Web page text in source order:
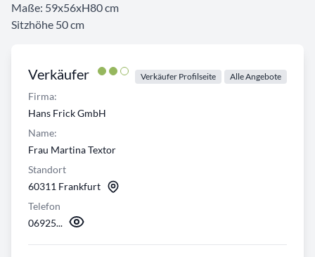
Verkäufer Verkäufer Profilseite Alle Angebote
Firma:
Hans Frick GmbH
Name:
Frau Martina Textor
Standort
60311 Frankfurt
Telefon
06925...
Maße: 59x56xH80 cm
Sitzhöhe 50 cm